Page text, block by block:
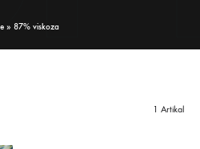
» 87% viskoza
1 Artikal